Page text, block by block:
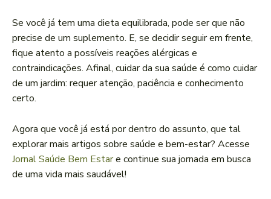
Se você já tem uma dieta equilibrada, pode ser que não
precise de um suplemento. E, se decidir seguir em frente,
fique atento a possíveis reações alérgicas e
contraindicações. Afinal, cuidar da sua saúde é como cuidar
de um jardim: requer atenção, paciência e conhecimento
certo.
Agora que você já está por dentro do assunto, que tal
explorar mais artigos sobre saúde e bem-estar? Acesse
Jornal Saúde Bem Estare continue sua jornada em busca
de uma vida mais saudável!